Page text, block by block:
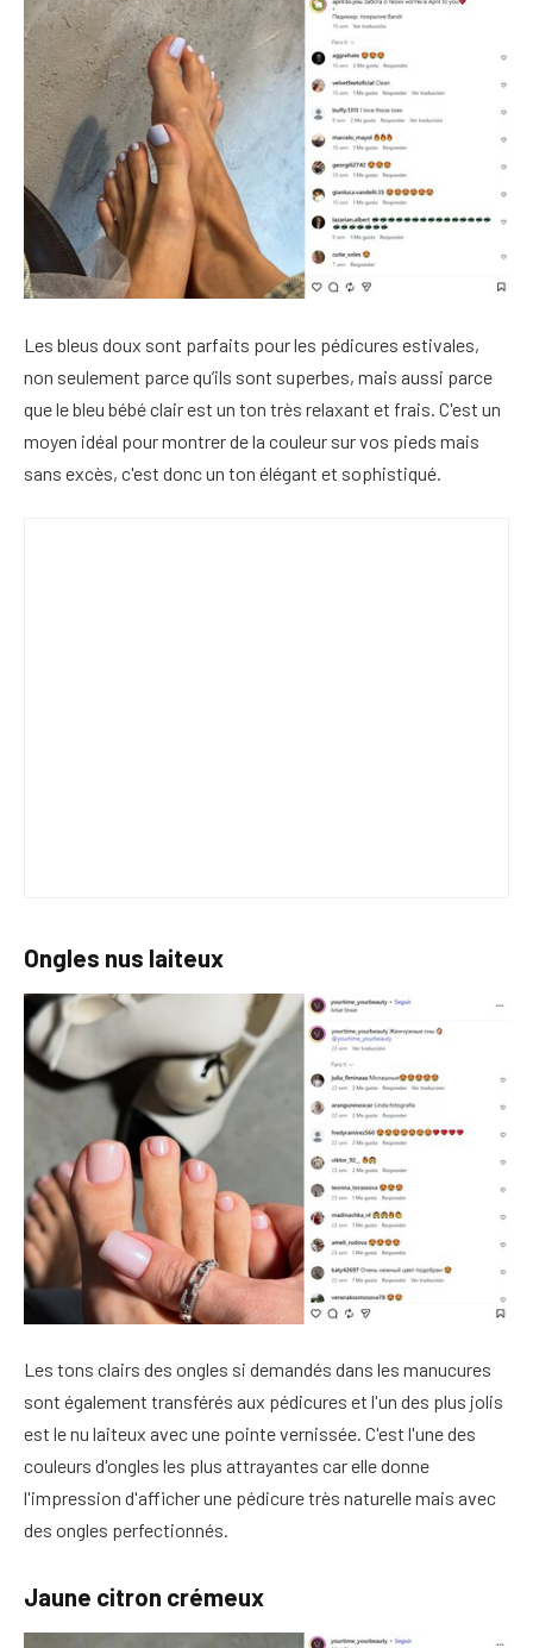
Les bleus doux sont parfaits pour les pédicures estivales,
non seulement parce qu’ils sont superbes, mais aussi parce
que le bleu bébé clair est un ton très relaxant et frais. C'est un
moyen idéal pour montrer de la couleur sur vos pieds mais
sans excès, c'est donc un ton élégant et sophistiqué.
Ongles nus laiteux
Les tons clairs des ongles si demandés dans les manucures
sont également transférés aux pédicures et l'un des plus jolis
est le nu laiteux avec une pointe vernissée. C'est l'une des
couleurs d'ongles les plus attrayantes car elle donne
l'impression d'afficher une pédicure très naturelle mais avec
des ongles perfectionnés.
Jaune citron crémeux